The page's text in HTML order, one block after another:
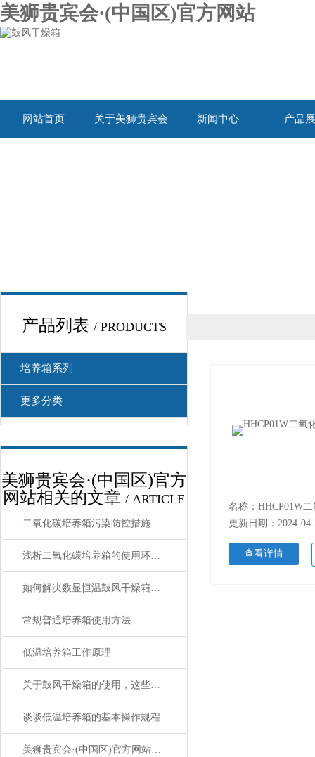
美狮贵宾会·(中国区)官方网站
网站首页 关于美狮贵宾会 新闻中心 产品
产品列表 / PRODUCTS
培养箱系列
更多分类
美狮贵宾会·(中国区)官方
网站相关的文章 / ARTICLE
二氧化碳培养箱污染防控措施
浅析二氧化碳培养箱的使用环境和容积大小
如何解决数显恒温鼓风干燥箱出现的故障问题？
常规普通培养箱使用方法
低温培养箱工作原理
关于鼓风干燥箱的使用，这些内容你一定要知道
谈谈低温培养箱的基本操作规程
美狮贵宾会·(中国区)官方网站维护光照培养箱时，需要注意哪些事项呢？
名称： HHCP01W二
更新日期：2024-
查看详情